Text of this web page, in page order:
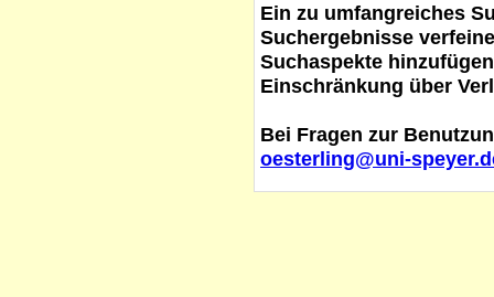
Ein zu umfangreiches
Suchergebnisse
Suchaspekte
Einschränkung über
Bei Fragen zur
oesterling@uni-